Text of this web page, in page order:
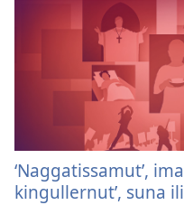
‘Naggatissamut’,
kingullernut’, suna